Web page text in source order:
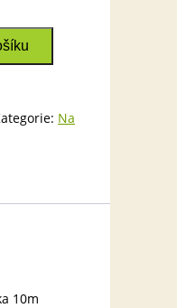
Na
10m